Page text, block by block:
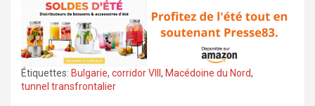
Étiquettes: Bulgarie, corridor VIII , Macédoine du Nord,
tunnel transfrontalier